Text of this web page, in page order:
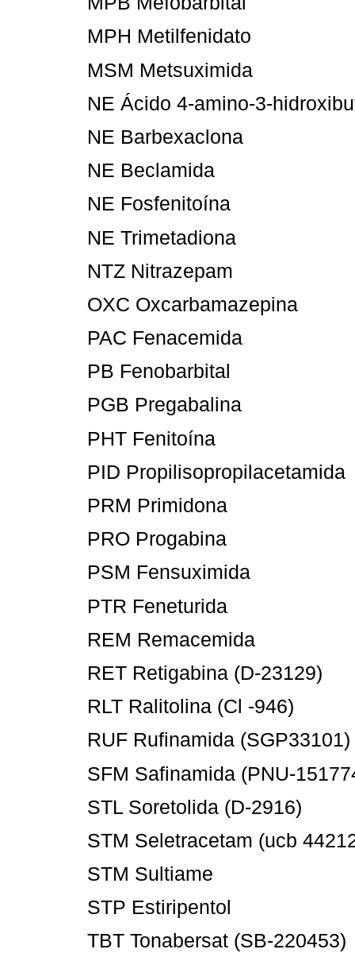
MPH Metilfenidato
MSM Metsuximida
NE Ácido 4-amino-3-
NE Barbexaclona
NE Beclamida
NE Fosfenitoína
NE Trimetadiona
NTZ Nitrazepam
OXC Oxcarbamazepina
PAC Fenacemida
PB Fenobarbital
PGB Pregabalina
PHT Fenitoína
PID Propilisopropilacetamida
PRM Primidona
PRO Progabina
PSM Fensuximida
PTR Feneturida
REM Remacemida
RET Retigabina (D-23129)
RLT Ralitolina (Cl -946)
RUF Rufinamida (SGP33101)
SFM Safinamida (PNU-
STL Soretolida (D-2916)
STM Seletracetam (ucb
STM Sultiame
STP Estiripentol
TBT Tonabersat (SB-220453)